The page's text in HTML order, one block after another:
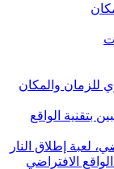
للزمان والمكان
بتقنية الواقع
لعبة إطلاق النار
الافتراضي